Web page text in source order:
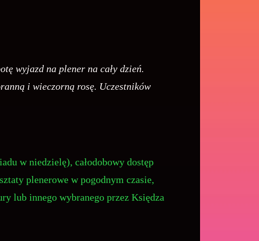
wyjazd na plener na cały dzień.
i wieczorną rosę. Uczestników
w niedzielę), całodobowy dostęp
plenerowe w pogodnym czasie,
lub innego wybranego przez Księdza